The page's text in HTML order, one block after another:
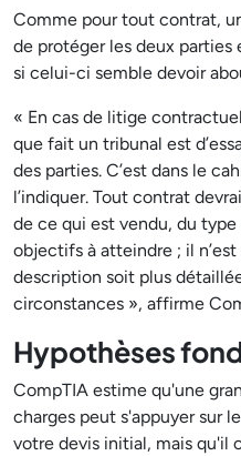
Comme pour tout contrat,
de protéger les deux
si celui-ci semble devoir
« En cas de litige
que fait un tribunal est
des parties. C’est dans le
l’indiquer. Tout contrat
de ce qui est vendu, du type
objectifs à atteindre ; il
description soit plus
circonstances », affirme
Hypothèses
CompTIA estime qu'une
charges peut s'appuyer sur
votre devis initial, mais qu'il